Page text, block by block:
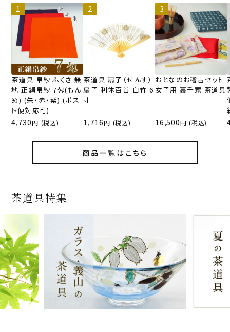
茶道具 帛紗 ふくさ 無
地 正絹帛紗 7匁(もん
め) (朱・赤・紫) (ポス
ト便対応可)
4,730 (税込)
茶道具 扇子（せんす）
扇子 利休百首 白竹 6
寸
1,716 (税込)
おとなのお稽古セット
女子用 裏千家 茶道具
16,500 (税込)
商品一覧はこちら
茶道具特集